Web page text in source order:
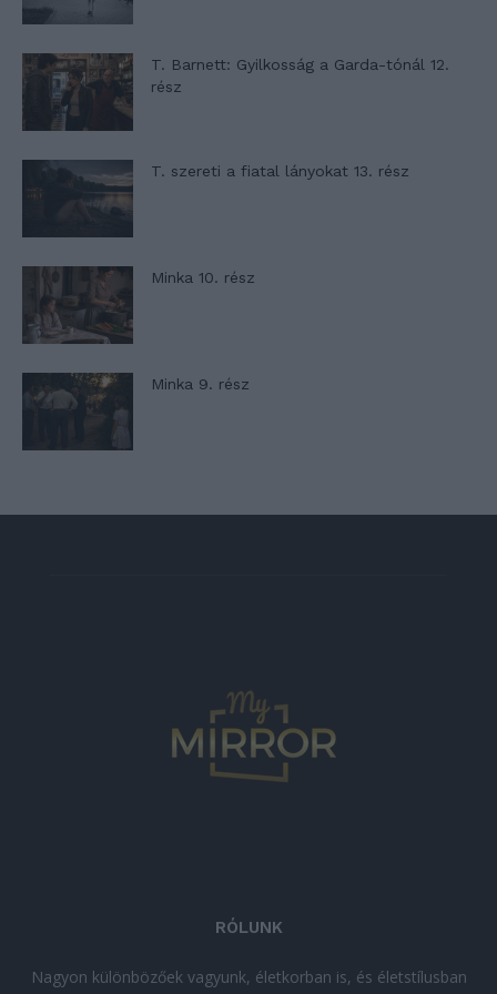
T. Barnett: Gyilkosság a Garda-tónál 12.
rész
T. szereti a fiatal lányokat 13. rész
Minka 10. rész
Minka 9. rész
RÓLUNK
Nagyon különbözőek vagyunk, életkorban is, és életstílusban